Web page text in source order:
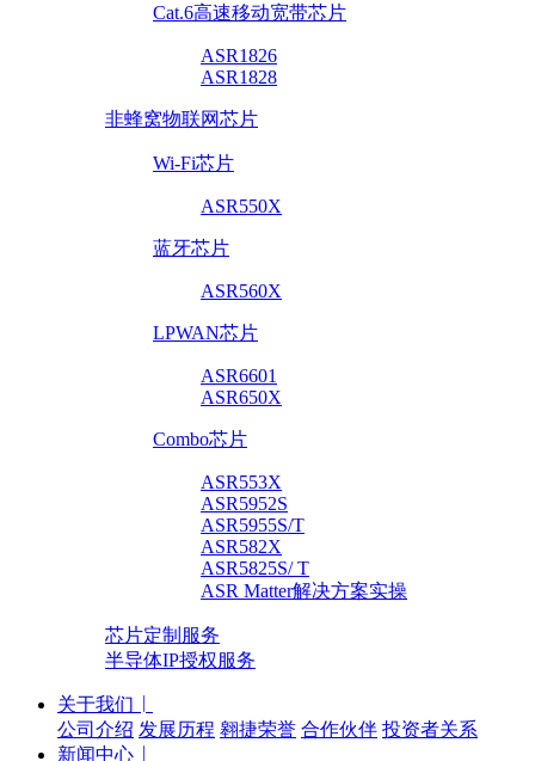
Cat.6高速移动宽带芯片
ASR1826
ASR1828
非蜂窝物联网芯片
Wi-Fi芯片
ASR550X
蓝牙芯片
ASR560X
LPWAN芯片
ASR6601
ASR650X
Combo芯片
ASR553X
ASR5952S
ASR5955S/T
ASR582X
ASR5825S/ T
ASR Matter解决方案实操
芯片定制服务
半导体IP授权服务
关于我们
公司介绍 发展历程 翱捷荣誉 合作伙伴 投资者关系
新闻中心